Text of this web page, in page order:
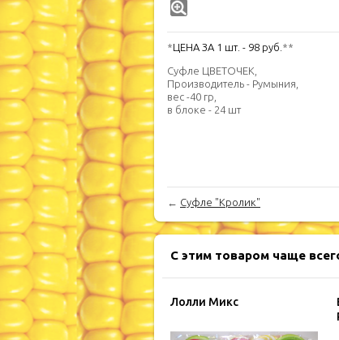
*ЦЕНА ЗА 1 шт. - 98 руб. **
Суфле ЦВЕТОЧЕК,
Производитель - Румыния,
вес -40 гр,
в блоке - 24 шт
← Суфле "Кролик"
С этим товаром чаще
Лолли Микс